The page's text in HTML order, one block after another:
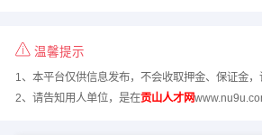
温馨提示
1、本平台仅供信息发布，不会收取押金、保证金，
2、请告知用人单位，是在贡山人才网